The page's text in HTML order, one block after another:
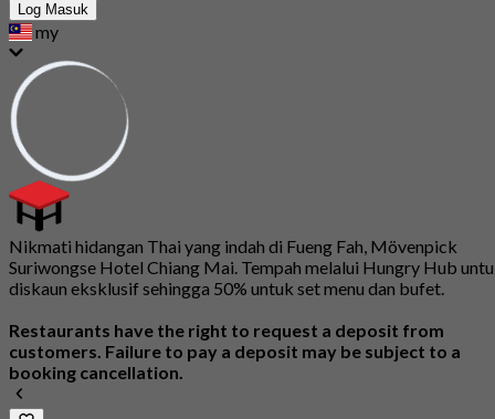
Log Masuk
my
Nikmati hidangan Thai yang indah di Fueng Fah, Mövenpick
Suriwongse Hotel Chiang Mai. Tempah melalui Hungry Hub
diskaun eksklusif sehingga 50% untuk set menu dan bufet.
Restaurants have the right to request a deposit from
customers. Failure to pay a deposit may be subject to a
booking cancellation.